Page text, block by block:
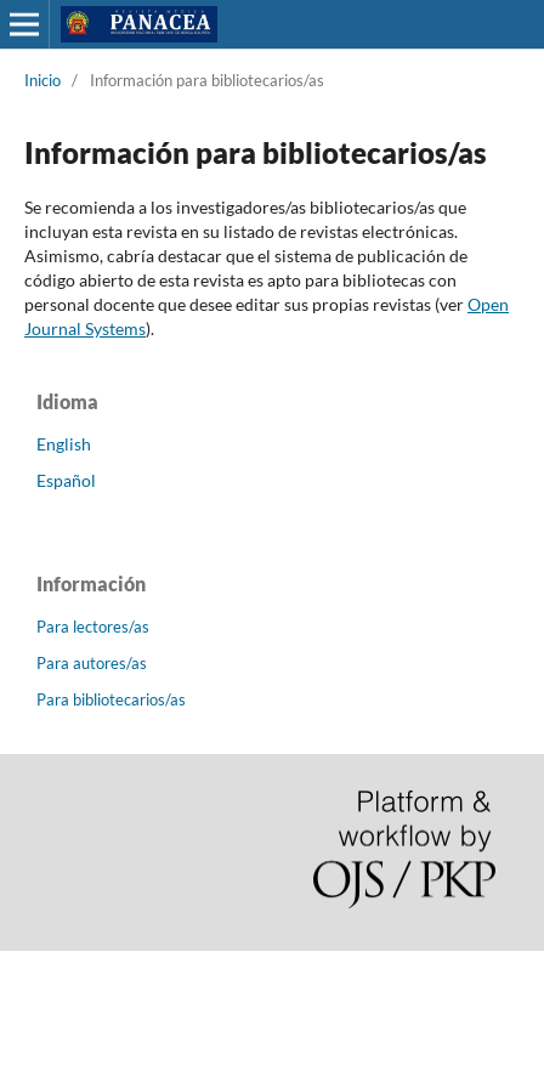
Inicio / Información para bibliotecarios/as
Información para bibliotecarios/as
Se recomienda a los investigadores/as bibliotecarios/as que
incluyan esta revista en su listado de revistas electrónicas.
Asimismo, cabría destacar que el sistema de publicación de
código abierto de esta revista es apto para bibliotecas con
personal docente que desee editar sus propias revistas (verOpen
Journal Systems).
Idioma
English
Español
Información
Para lectores/as
Para autores/as
Para bibliotecarios/as